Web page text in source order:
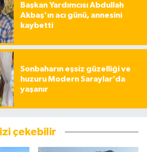
Başkan Yardımcısı Abdullah
Akbaş’ın acı günü, annesini
kaybetti
Sonbaharın eşsiz güzelliği ve
huzuru Modern Saraylar’da
yaşanır
çekebilir